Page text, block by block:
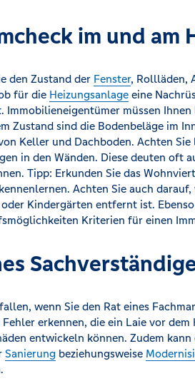
im und am
den Zustand der Fenster, Rollläden,
für die Heizungsanlage eine
Immobilieneigentümer müssen
Zustand sind die Bodenbeläge im
Keller und Dachboden. Achten
in den Wänden. Diese deuten oft
Tipp: Erkunden Sie das
Achten Sie auch
Kindergärten entfernt ist.
Kriterien für einen
wenn Sie den Rat eines
erkennen, die ein Laie vor
entwickeln können. Zudem kann
Sanierung beziehungsweise